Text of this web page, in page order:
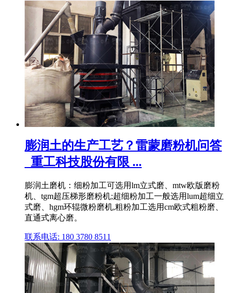
膨润土的生产工艺？雷蒙磨粉机问答
_重工科技股份有限 ...
膨润土磨机：细粉加工可选用lm立式磨、mtw欧版磨粉
机、tgm超压梯形磨粉机;超细粉加工一般选用lum超细立
式磨、hgm环辊微粉磨机,粗粉加工选用cm欧式粗粉磨、
直通式离心磨。
联系电话: 180 3780 8511